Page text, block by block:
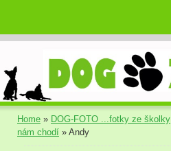
Home » DOG-FOTO ...fotky ze školky
nám chodí » Andy